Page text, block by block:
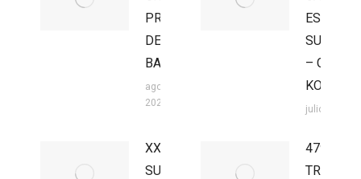
PREMIO
DE LA
BAÑEZA
agosto 3,
2026
ESPAÑA
–
KOTARR
julio 27,
XXII
SUPER
47º
TROFEO